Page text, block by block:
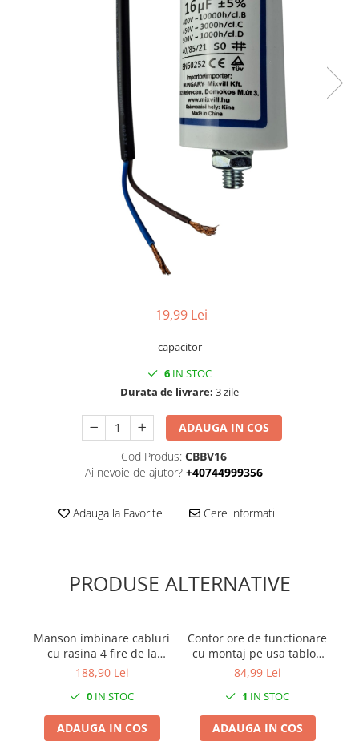
19,99 Lei
capacitor
6 IN STOC
Durata de livrare: 3 zile
ADAUGA IN COS
Cod Produs: CBBV16
Ai nevoie de ajutor? +40744999356
Adauga la Favorite Cere informatii
PRODUSE ALTERNATIVE
Manson imbinare cabluri
cu rasina 4 fire de la
16mm²​​​​​​​ la 50mm²​​​​​​​ sau 5
35mm²​​​​​​​
188,90 Lei
0 IN STOC
ADAUGA IN COS
Contor ore de functionare
cu montaj pe usa tablou
90-264V IP65
84,99 Lei
1 IN STOC
ADAUGA IN COS